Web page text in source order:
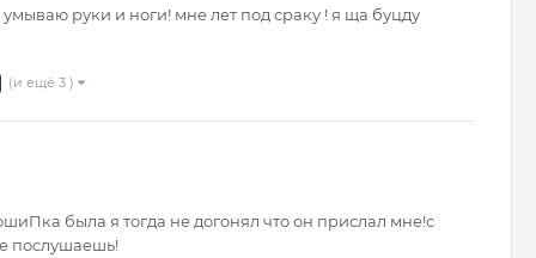
руки и ноги! мне лет под сраку ! я ща буцду
(и ещё 3 )
была я тогда не догонял что он прислал мне!с
послушаешь!